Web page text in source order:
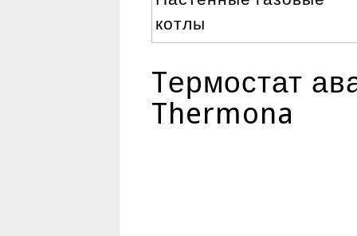
котлы
Tермостат
Thermona